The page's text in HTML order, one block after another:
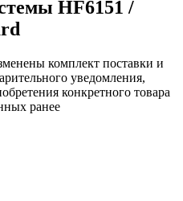
HF6151 /
комплект поставки и
уведомления,
конкретного товара
ранее